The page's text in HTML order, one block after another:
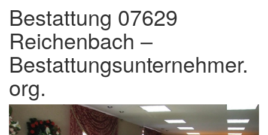
Bestattung 07629
Reichenbach –
Bestattungsunternehmer.
org.